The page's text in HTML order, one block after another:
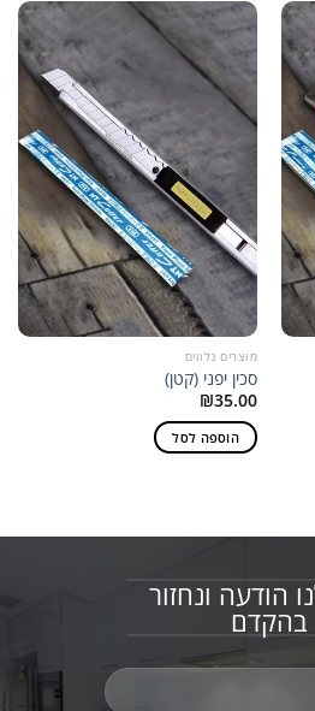
מוצרים נלווים
סכין יפני (קטן)
₪35.00
הוספה לסל
הודעה ונחזור
בהקדם